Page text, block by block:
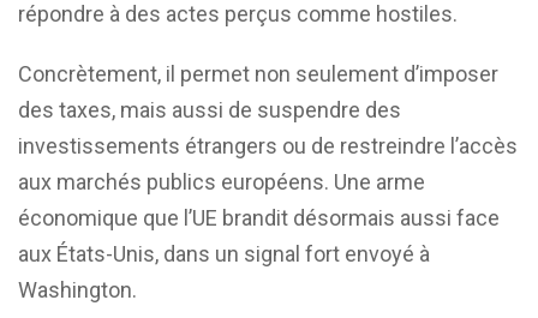
répondre à des actes perçus comme hostiles.
Concrètement, il permet non seulement d’imposer
des taxes, mais aussi de suspendre des
investissements étrangers ou de restreindre l’accès
aux marchés publics européens. Une arme
économique que l’UE brandit désormais aussi face
aux États-Unis, dans un signal fort envoyé à
Washington.